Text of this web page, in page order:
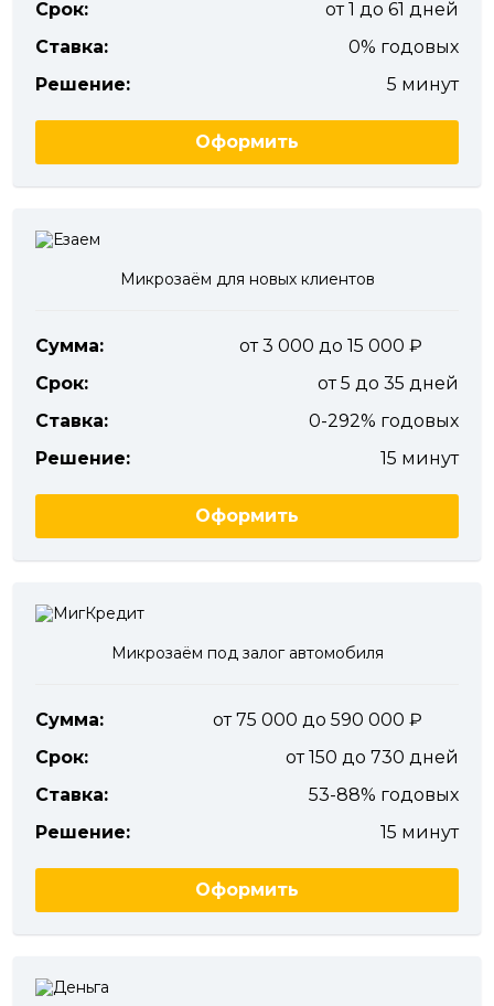
Срок:
от 1 до 61 дней
Ставка:
0% годовых
Решение:
5 минут
Оформить
Микрозаём для новых клиентов
Сумма:
от 3 000 до 15 000
Срок:
от 5 до 35 дней
Ставка:
0-292% годовых
Решение:
15 минут
Оформить
Микрозаём под залог автомобиля
Сумма:
от 75 000 до 590 000
Срок:
от 150 до 730 дней
Ставка:
53-88% годовых
Решение:
15 минут
Оформить